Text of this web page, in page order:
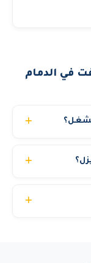
في الدمام
مشغلون
دائماً مشغل
منخفض.